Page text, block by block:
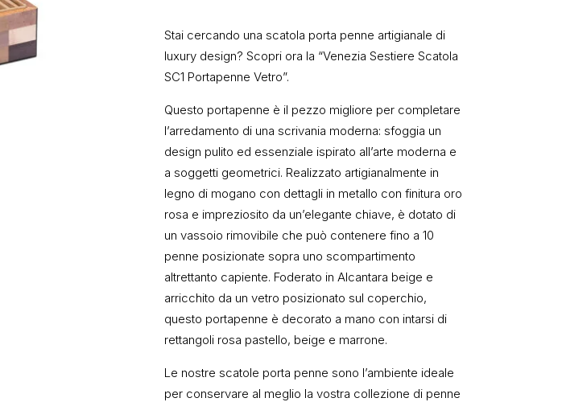
Stai cercando una scatola porta penne artigianale di
luxury design? Scopri ora la “Venezia Sestiere Scatola
SC1 Portapenne Vetro”.
Questo portapenne è il pezzo migliore per completare
l’arredamento di una scrivania moderna: sfoggia un
design pulito ed essenziale ispirato all’arte moderna e
a soggetti geometrici. Realizzato artigianalmente in
legno di mogano con dettagli in metallo con finitura oro
rosa e impreziosito da un’elegante chiave, è dotato di
un vassoio rimovibile che può contenere fino a 10
penne posizionate sopra uno scompartimento
altrettanto capiente. Foderato in Alcantara beige e
arricchito da un vetro posizionato sul coperchio,
questo portapenne è decorato a mano con intarsi di
rettangoli rosa pastello, beige e marrone.
Le nostre scatole porta penne sono l’ambiente ideale
per conservare al meglio la vostra collezione di penne